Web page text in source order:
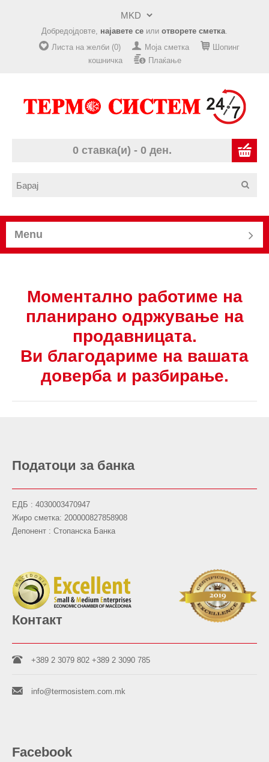
Добредојдовте, најавете се или отворете сметка.
Листа на желби (0)
Моја сметка
Шопинг
кошничка
Плаќање
0 ставка(и) - 0 ден.
Menu
Моментално работиме на
планирано одржување на
продавницата.
Ви благодариме на вашата
доверба и разбирање.
Податоци за банка
ЕДБ : 4030003470947
Жиро сметка: 200000827858908
Депонент : Стопанска Банка
Контакт
+389 2 3079 802 +389 2 3090 785
info@termosistem.com.mk
Facebook